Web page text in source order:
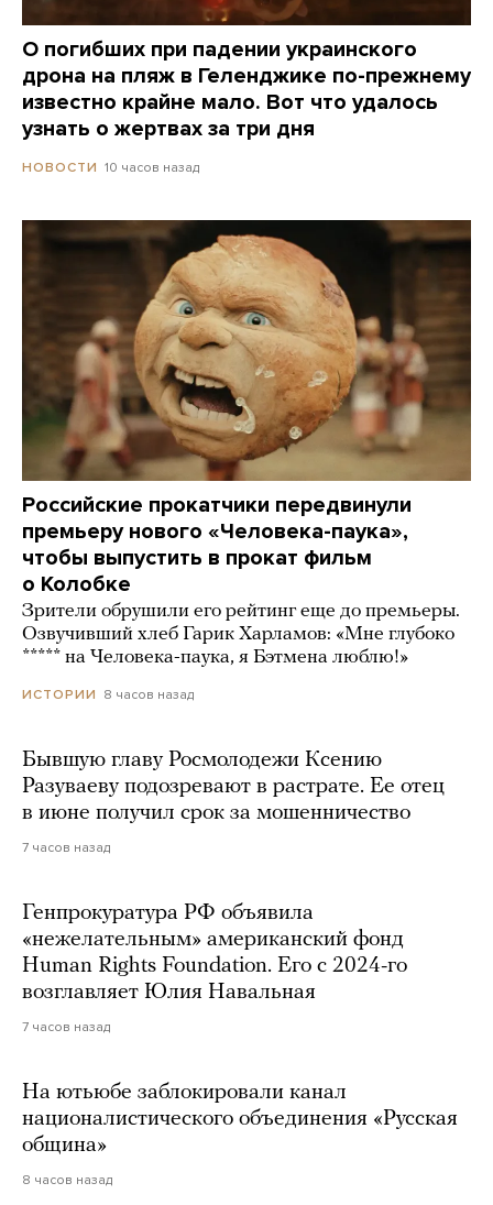
О погибших при падении украинского
дрона на пляж в Геленджике по-прежнему
известно крайне мало. Вот что удалось
узнать о жертвах за три дня
НОВОСТИ 10 часов назад
Российские прокатчики передвинули
премьеру нового «Человека-паука»,
чтобы выпустить в прокат фильм
о Колобке
Зрители обрушили его рейтинг еще до премьеры.
Озвучивший хлеб Гарик Харламов: «Мне глубоко
***** на Человека-паука, я Бэтмена люблю!»
ИСТОРИИ 8 часов назад
Бывшую главу Росмолодежи Ксению
Разуваеву подозревают в растрате. Ее отец
в июне получил срок за мошенничество
7 часов назад
Генпрокуратура РФ объявила
«нежелательным» американский фонд
Human Rights Foundation. Его с 2024-го
возглавляет Юлия Навальная
7 часов назад
На ютьюбе заблокировали канал
националистического объединения «Русская
община»
8 часов назад